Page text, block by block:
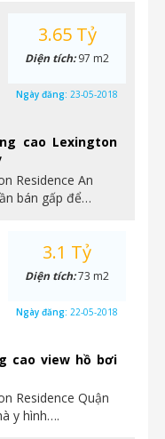
cao Lexington
Residence An
bán gấp để…
3.65 Tỷ
Diện tích:97 m2
Ngày đăng: 23-05-2018
cao view hồ bơi
Residence Quận
y hình….
3.1 Tỷ
Diện tích:73 m2
Ngày đăng: 22-05-2018